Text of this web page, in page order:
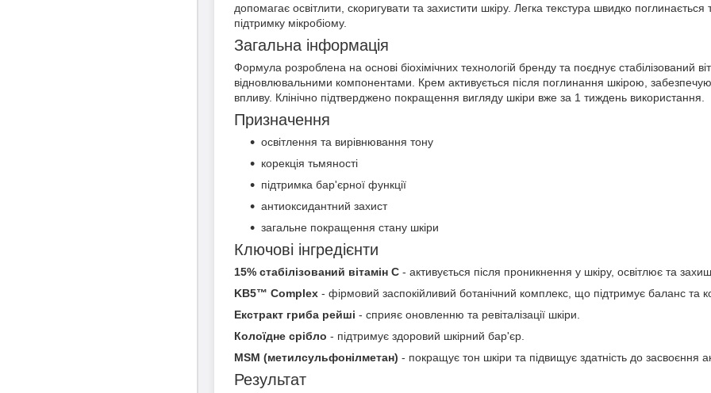
допомагає освітлити, скоригувати та захистити шкіру. Легка текстура швидко
підтримку мікробіому.
Загальна інформація
Формула розроблена на основі біохімічних технологій бренду та поєднує стабілізований
відновлювальними компонентами. Крем активується після поглинання шкірою,
впливу. Клінічно підтверджено покращення вигляду шкіри вже за 1 тиждень використання.
Призначення
освітлення та вирівнювання тону
корекція тьмяності
підтримка бар'єрної функції
антиоксидантний захист
загальне покращення стану шкіри
Ключові інгредієнти
15% стабілізований вітамін C - активується після проникнення у шкіру, освітлює та
KB5™ Complex - фірмовий заспокійливий ботанічний комплекс, що підтримує баланс та
Екстракт гриба рейші - сприяє оновленню та ревіталізації шкіри.
Колоїдне срібло - підтримує здоровий шкірний бар'єр.
MSM (метилсульфонілметан) - покращує тон шкіри та підвищує здатність до засвоєння
Результат